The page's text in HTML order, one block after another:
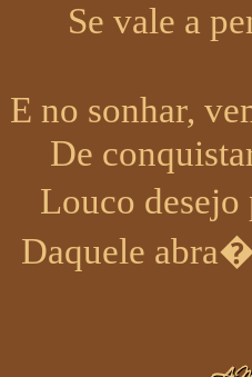
Se vale a
E no sonhar,
De
Louco
Daquele